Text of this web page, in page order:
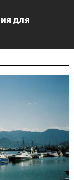
для